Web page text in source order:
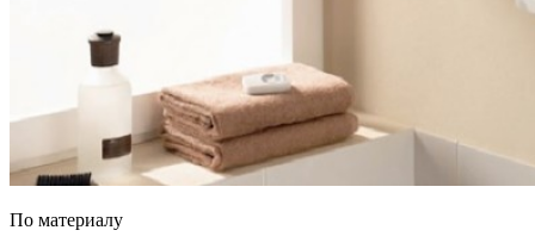
По материалу